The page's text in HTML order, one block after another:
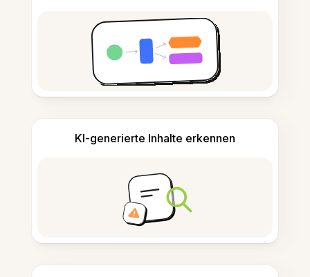
KI-generierte Inhalte erkennen